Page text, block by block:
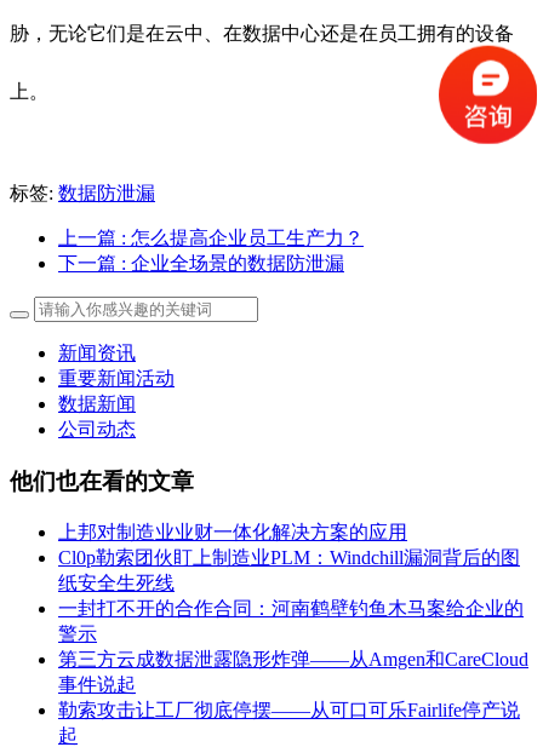
胁，无论它们是在云中、在数据中心还是在员工拥有的设备
上。
标签: 数据防泄漏
上一篇 : 怎么提高企业员工生产力？
下一篇 : 企业全场景的数据防泄漏
新闻资讯
重要新闻活动
数据新闻
公司动态
他们也在看的文章
上邦对制造业业财一体化解决方案的应用
Cl0p勒索团伙盯上制造业PLM：Windchill漏洞背后的图
纸安全生死线
一封打不开的合作合同：河南鹤壁钓鱼木马案给企业的
警示
第三方云成数据泄露隐形炸弹——从Amgen和CareCloud
事件说起
勒索攻击让工厂彻底停摆——从可口可乐Fairlife停产说
起